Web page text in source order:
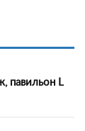
павильон L